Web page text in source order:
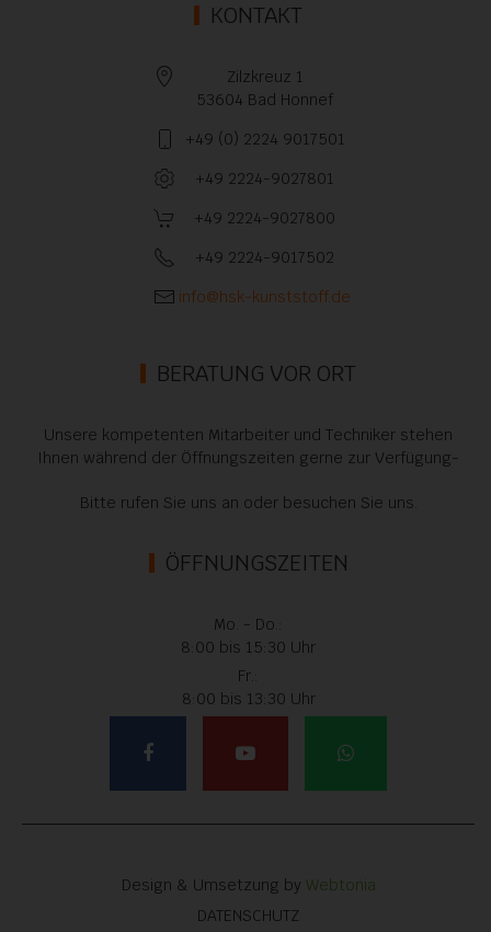
KONTAKT
Zilzkreuz 1
53604 Bad Honnef
+49 (0) 2224 9017501
+49 2224-9027801
+49 2224-9027800
+49 2224-9017502
info@hsk-kunststoff.de
BERATUNG VOR ORT
Unsere kompetenten Mitarbeiter und Techniker stehen
Ihnen während der Öffnungszeiten gerne zur Verfügung-
Bitte rufen Sie uns an oder besuchen Sie uns.
ÖFFNUNGSZEITEN
Mo. - Do.:
8:00 bis 15:30 Uhr
Fr.:
8:00 bis 13:30 Uhr
DATENSCHUTZ
Design & Umsetzung by Webtonia